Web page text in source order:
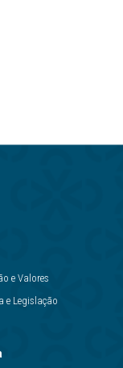
e Valores
e Legislação